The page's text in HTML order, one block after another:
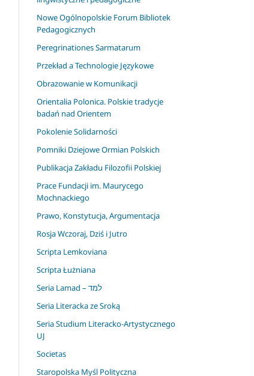
Nowe Ogólnopolskie Forum Bibliotek
Pedagogicznych
Peregrinationes Sarmatarum
Przekład a Technologie Językowe
Obrazowanie w Komunikacji
Orientalia Polonica. Polskie tradycje
badań nad Orientem
Pokolenie Solidarności
Pomniki Dziejowe Ormian Polskich
Publikacja Zakładu Filozofii Polskiej
Prace Fundacji im. Maurycego
Mochnackiego
Prawo, Konstytucja, Argumentacja
Rosja Wczoraj, Dziś i Jutro
Scripta Lemkoviana
Scripta Łużniana
Seria Lamad – למד
Seria Literacka ze Sroką
Seria Studium Literacko-Artystycznego
UJ
Societas
Staropolska Myśl Polityczna